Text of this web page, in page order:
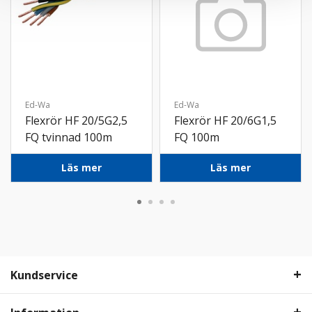
Ed-Wa
Flexrör HF 20/5G2,5
FQ tvinnad 100m
Läs mer
Ed-Wa
Flexrör HF 20/6G1,5
FQ 100m
Läs mer
Kundservice